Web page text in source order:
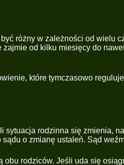
różny w zależności od wielu
od kilku miesięcy do
które tymczasowo
rodzinna się zmienia,
o zmianę ustaleń. Sąd
rodziców. Jeśli uda się